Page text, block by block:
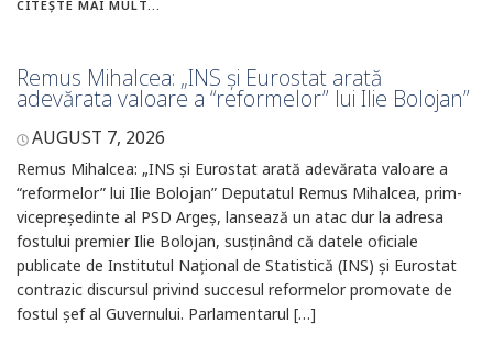
CITEȘTE MAI MULT...
Remus Mihalcea: „INS și Eurostat arată
adevărata valoare a “reformelor” lui Ilie Bolojan”
AUGUST 7, 2026
Remus Mihalcea: „INS și Eurostat arată adevărata valoare a
“reformelor” lui Ilie Bolojan” Deputatul Remus Mihalcea, prim-
vicepreședinte al PSD Argeș, lansează un atac dur la adresa
fostului premier Ilie Bolojan, susținând că datele oficiale
publicate de Institutul Național de Statistică (INS) și Eurostat
contrazic discursul privind succesul reformelor promovate de
fostul șef al Guvernului. Parlamentarul […]